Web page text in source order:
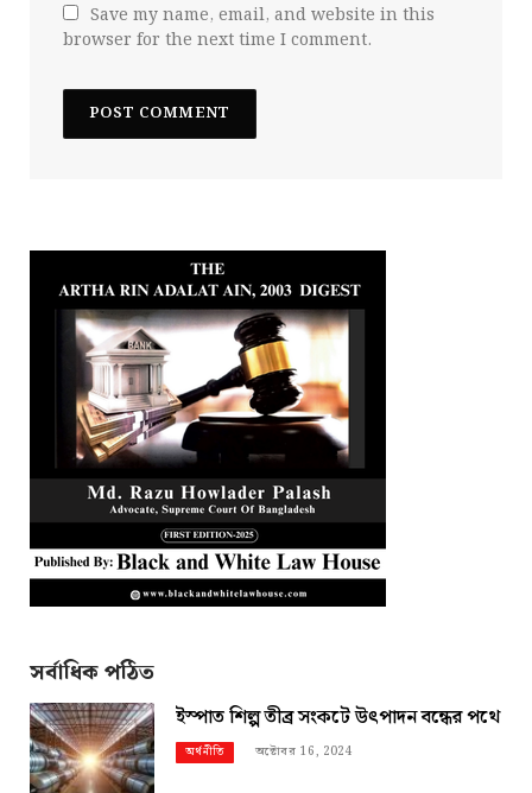
Save my name, email, and website in this
browser for the next time I comment.
সর্বাধিক পঠিত
ইস্পাত শিল্প তীব্র সংকটে উৎপাদন বন্ধের পথে
অর্থনীতি অক্টোবর 16, 2024